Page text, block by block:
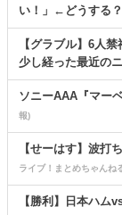
い！」←どうする？
【グラブル】6人
少し経った最近の
ソニーAAA『マー
報)
【せーはす】波打
ライブ！まとめちゃんね
【勝利】日本ハム